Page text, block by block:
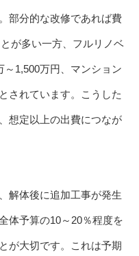
部分的な改修であれば費
が多い一方、フルリノベ
1,500万円、マンション
されています。こうした
想定以上の出費につなが
解体後に追加工事が発生
体予算の10～20％程度を
が大切です。これは予期